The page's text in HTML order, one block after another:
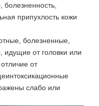
припухлость кожи
болезненные,
от головки или
от
слабо или